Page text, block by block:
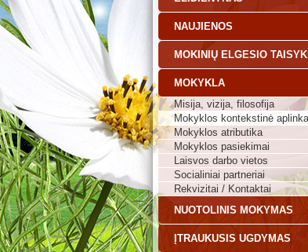
NAUJIENOS
MOKINIŲ ELGESIO
MOKYKLA
Misija, vizija, filosofija
Mokyklos kontekstinė aplinka
Mokyklos atributika
Mokyklos pasiekimai
Laisvos darbo vietos
Socialiniai partneriai
Rekvizitai / Kontaktai
NUOTOLINIS MOKYMAS
ĮTRAUKUSIS UGDYMAS